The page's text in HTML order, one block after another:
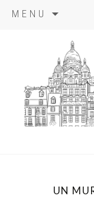
MENU
principal
UN